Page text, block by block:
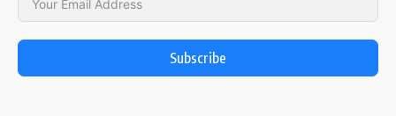
Subscribe